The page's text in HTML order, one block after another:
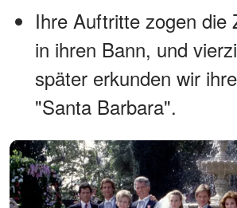
Ihre Auftritte zogen die
in ihren Bann, und
später erkunden wir
"Santa Barbara".